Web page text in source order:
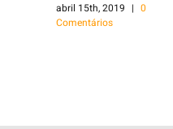
abril 15th, 2019 | 0
Comentários